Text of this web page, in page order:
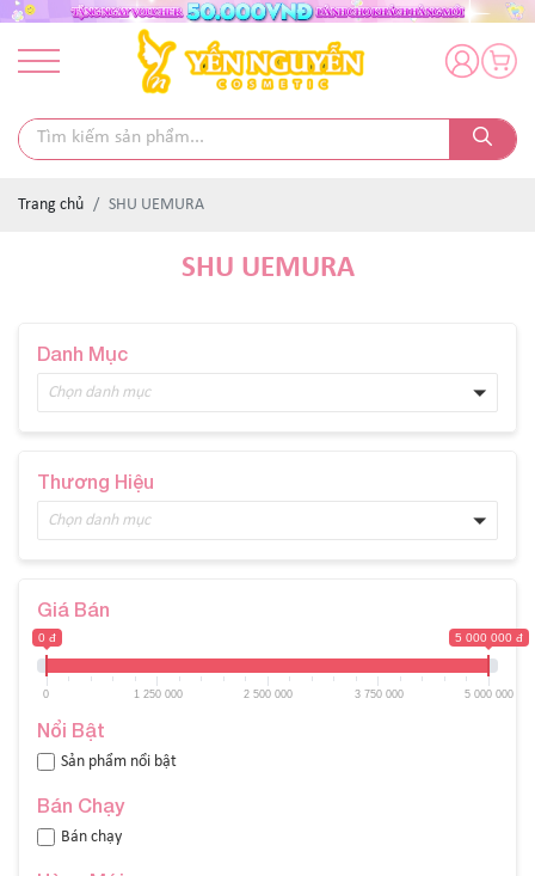
Trang chủ SHU UEMURA
SHU UEMURA
Danh Mục
Chọn danh mục
Thương Hiệu
Chọn danh mục
Giá Bán
0 đ 5 000 000 đ
0 1 250 000 2 500 000 3 750 000 5 000 000
Nổi Bật
Sản phẩm nổi bật
Bán Chạy
Bán chạy